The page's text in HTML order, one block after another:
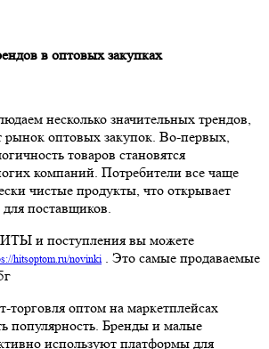
в оптовых закупках
несколько значительных трендов,
оптовых закупок. Во-первых,
товаров становятся
компаний. Потребители все чаще
чистые продукты, что открывает
поставщиков.
и поступления вы можете
hitsoptom.ru/novinki . Это самые продаваемые
торговля оптом на маркетплейсах
популярность. Бренды и малые
используют платформы для